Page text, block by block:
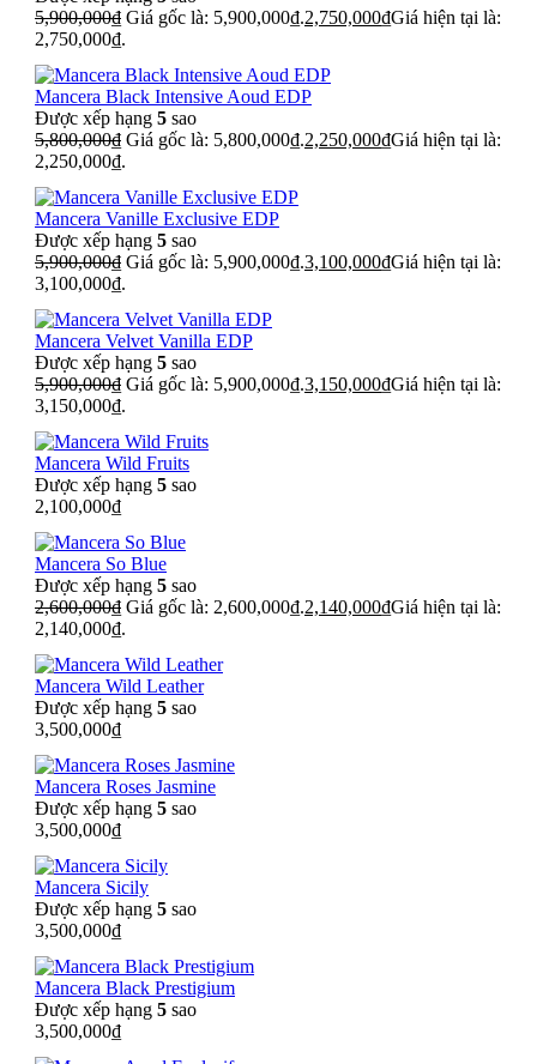
5,900,000₫ Giá gốc là: 5,900,000₫.2,750,000₫Giá hiện tại là:
2,750,000₫.
Mancera Black Intensive Aoud EDP
Được xếp hạng 5 sao
5,800,000₫ Giá gốc là: 5,800,000₫.2,250,000₫Giá hiện tại là:
2,250,000₫.
Mancera Vanille Exclusive EDP
Được xếp hạng 5 sao
5,900,000₫ Giá gốc là: 5,900,000₫.3,100,000₫Giá hiện tại là:
3,100,000₫.
Mancera Velvet Vanilla EDP
Được xếp hạng 5 sao
5,900,000₫ Giá gốc là: 5,900,000₫.3,150,000₫Giá hiện tại là:
3,150,000₫.
Mancera Wild Fruits
Được xếp hạng 5 sao
2,100,000₫
Mancera So Blue
Được xếp hạng 5 sao
2,600,000₫ Giá gốc là: 2,600,000₫.2,140,000₫Giá hiện tại là:
2,140,000₫.
Mancera Wild Leather
Được xếp hạng 5 sao
3,500,000₫
Mancera Roses Jasmine
Được xếp hạng 5 sao
3,500,000₫
Mancera Sicily
Được xếp hạng 5 sao
3,500,000₫
Mancera Black Prestigium
Được xếp hạng 5 sao
3,500,000₫